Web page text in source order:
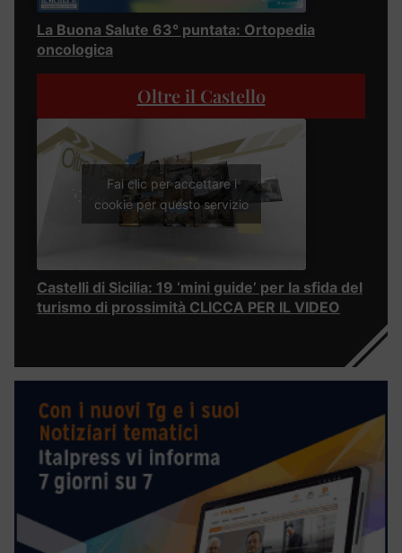
La Buona Salute 63° puntata: Ortopedia
oncologica
Oltre il Castello
Fai clic per accettare i
cookie per questo servizio
Castelli di Sicilia: 19 ‘mini guide’ per la sfida del
turismo di prossimità CLICCA PER IL VIDEO